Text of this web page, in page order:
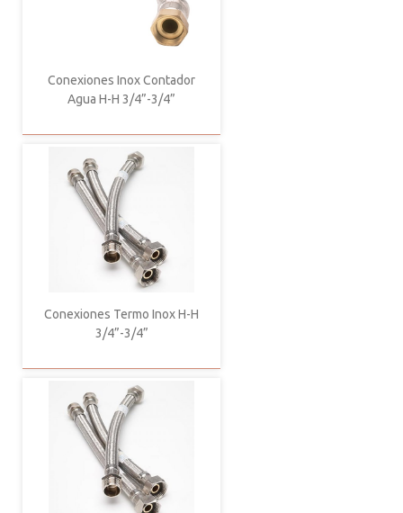
Conexiones Inox Contador
Agua H-H 3/4”-3/4”
Conexiones Termo Inox H-H
3/4”-3/4”